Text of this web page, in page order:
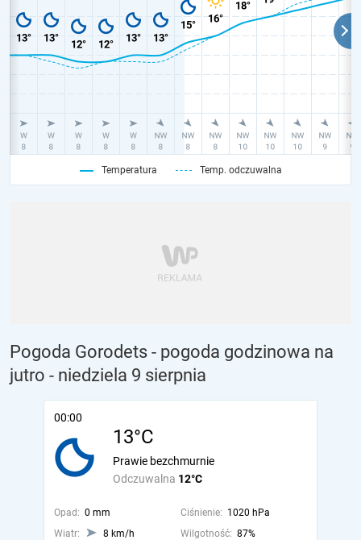
Temperatura Temp. odczuwalna
Pogoda Gorodets - pogoda godzinowa na
jutro - niedziela 9 sierpnia
00:00
13°C
Odczuwalna 12°C
Prawie bezchmurnie
Opad: 0 mm Ciśnienie: 1020 hPa
Wiatr:
8 km/h Wilgotność: 87%